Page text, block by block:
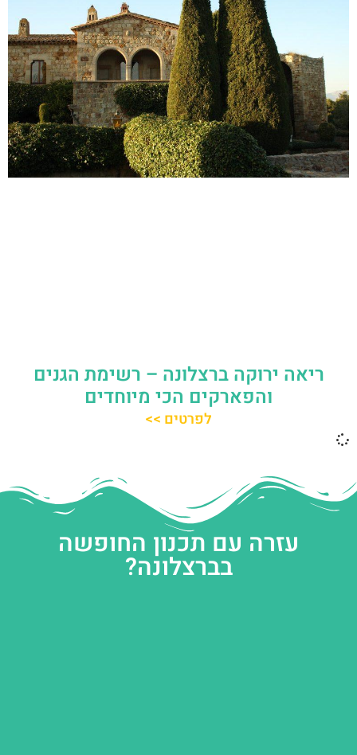
ריאה ירוקה ברצלונה – רשימת הגנים
והפארקים הכי מיוחדים
לפרטים >>
עזרה עם תכנון החופשה
בברצלונה?